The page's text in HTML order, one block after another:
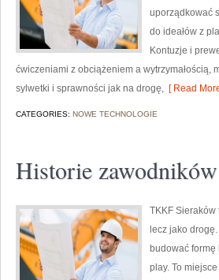
uporządkować
do ideałów z
Kontuzje i
ćwiczeniami z obciążeniem a
sylwetki i sprawności jak na drogę, [ Read
CATEGORIES: NOWE TECHNOLOGIE
Historie
TKKF
lecz jako
budować
play. To